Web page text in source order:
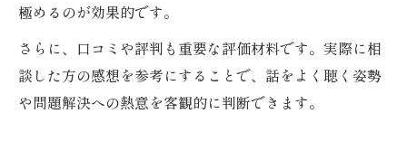
極めるのが効果的です。
さらに、口コミや評判も重要な評価材料です。実際に相
談した方の感想を参考にすることで、話をよく聴く姿勢
や問題解決への熱意を客観的に判断できます。